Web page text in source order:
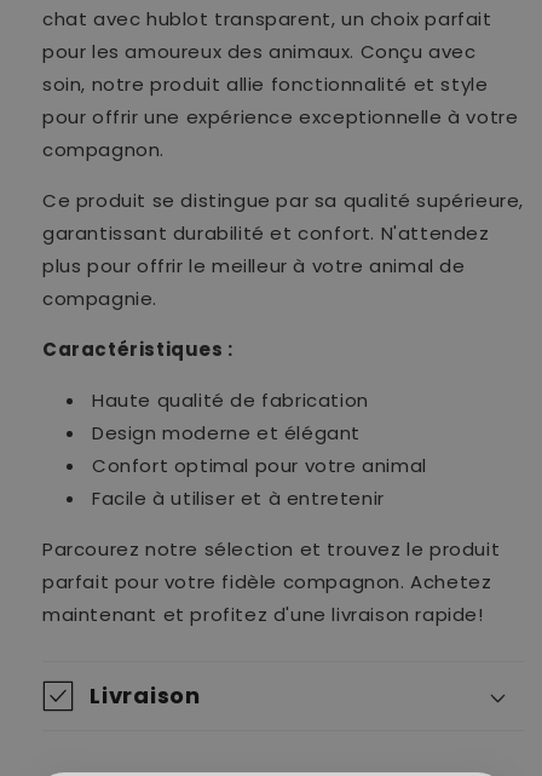
chat avec hublot transparent, un choix parfait
pour les amoureux des animaux. Conçu avec
soin, notre produit allie fonctionnalité et style
pour offrir une expérience exceptionnelle à votre
compagnon.
Ce produit se distingue par sa qualité supérieure,
garantissant durabilité et confort. N'attendez
plus pour offrir le meilleur à votre animal de
compagnie.
Caractéristiques :
Haute qualité de fabrication
Design moderne et élégant
Confort optimal pour votre animal
Facile à utiliser et à entretenir
Parcourez notre sélection et trouvez le produit
parfait pour votre fidèle compagnon. Achetez
maintenant et profitez d'une livraison rapide!
Livraison